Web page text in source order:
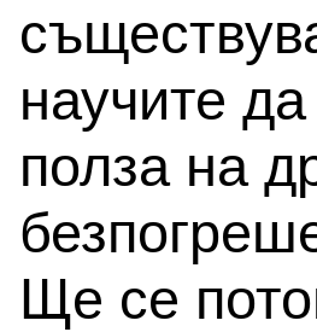
научите
полза на
Ще се